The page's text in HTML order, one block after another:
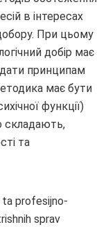
в інтересах
При цьому
добір має
принципам
має бути
функції)
складають,
та
ta profesijno-
sprav